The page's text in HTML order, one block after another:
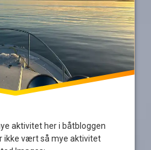
aktivitet her i båtbloggen
ikke vært så mye aktivitet